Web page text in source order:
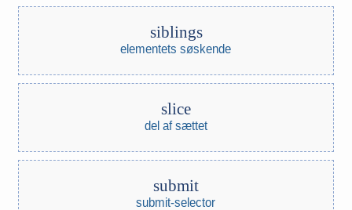
siblings
elementets søskende
slice
del af sættet
submit
submit-selector